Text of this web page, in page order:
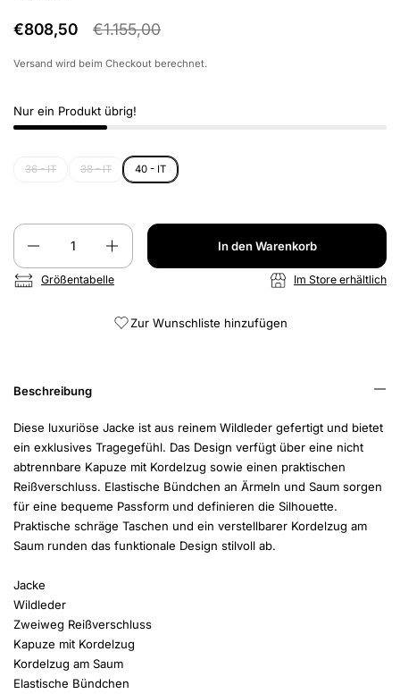
€808,50 €1.155,00
Versand wird beim Checkout berechnet.
Nur ein Produkt übrig!
36 - IT 38 - IT 40 - IT
Anzahl
In den Warenkorb
Größentabelle Im Store erhältlich
Zur Wunschliste hinzufügen
Beschreibung
Diese luxuriöse Jacke ist aus reinem Wildleder gefertigt und bietet
ein exklusives Tragegefühl. Das Design verfügt über eine nicht
abtrennbare Kapuze mit Kordelzug sowie einen praktischen
Reißverschluss. Elastische Bündchen an Ärmeln und Saum sorgen
für eine bequeme Passform und definieren die Silhouette.
Praktische schräge Taschen und ein verstellbarer Kordelzug am
Saum runden das funktionale Design stilvoll ab.
Jacke
Wildleder
Zweiweg Reißverschluss
Kapuze mit Kordelzug
Kordelzug am Saum
Elastische Bündchen